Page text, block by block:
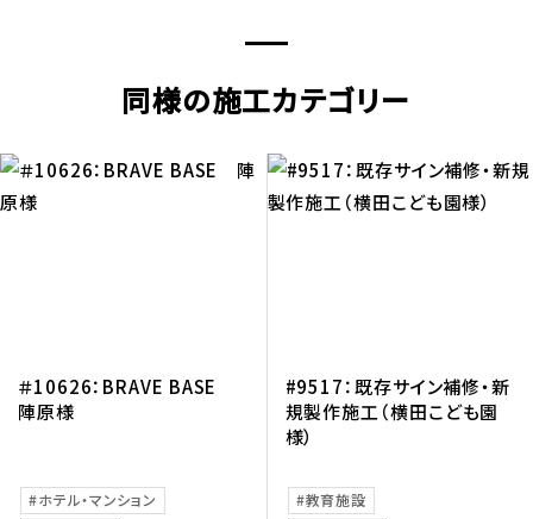
同様の施工カテゴリー
＃10626：BRAVE BASE
陣原様
ホテル・マンション
#9517：既存サイン補修・新
規製作施工（横田こども園
様）
教育施設